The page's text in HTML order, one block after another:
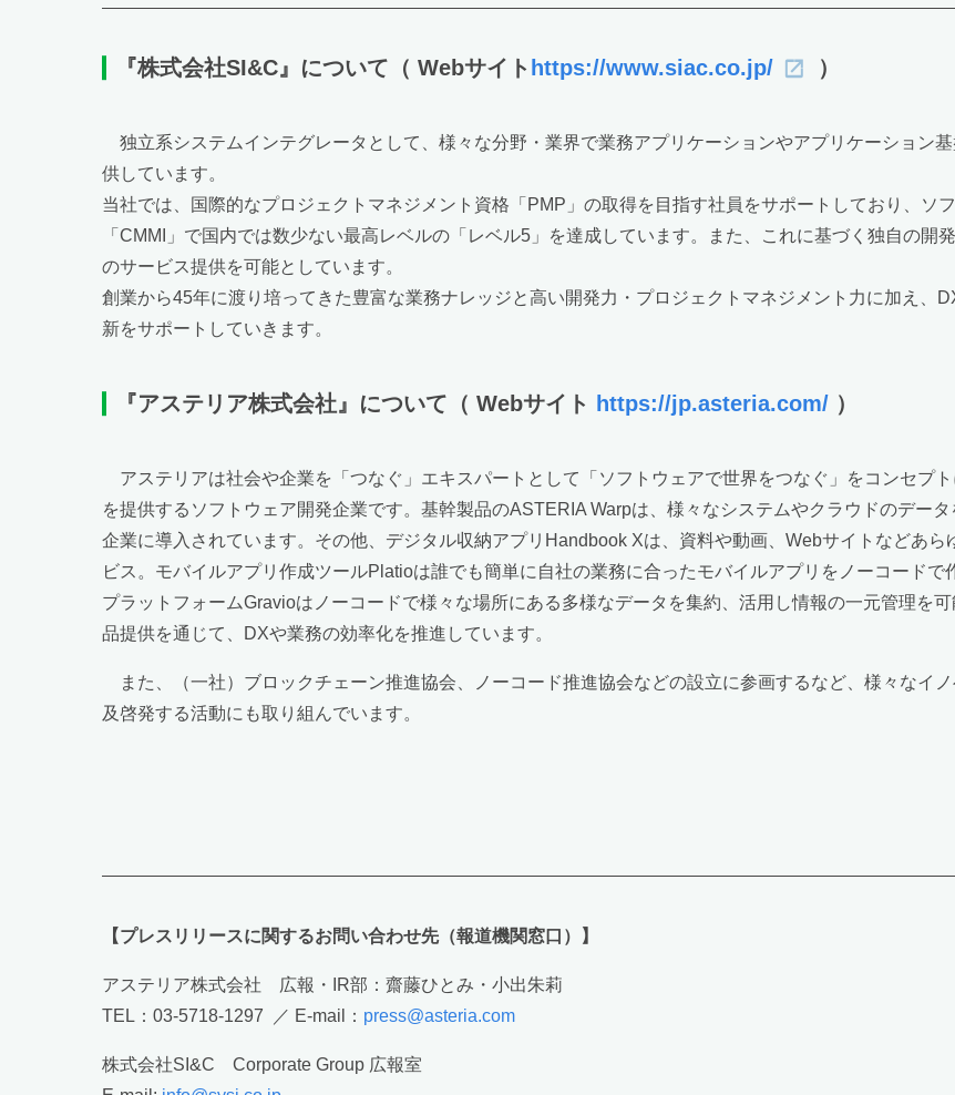
『株式会社SI&C』について （ Webサイト https://www.siac.co.jp/ ）
独立系システムインテグレータとして、様々な分野・業界で業務アプリケーションやアプリケーション
供しています。
当社では、国際的なプロジェクトマネジメント資格「PMP」の取得を目指す社員をサポートしており、ソ
「CMMI」で国内では数少ない最高レベルの「レベル5」を達成しています。また、これに基づく独自の
のサービス提供を可能としています。
創業から45年に渡り培ってきた豊富な業務ナレッジと高い開発力・プロジェクトマネジメント力に加え、
新をサポートしていきます。
『アステリア株式会社』について （ Webサイト https://jp.asteria.com/ ）
アステリアは社会や企業を「つなぐ」エキスパートとして「ソフトウェアで世界をつなぐ」をコンセプ
を提供するソフトウェア開発企業です。基幹製品のASTERIA Warpは、様々なシステムやクラウドのデー
企業に導入されています。その他、デジタル収納アプリHandbook Xは、資料や動画、Webサイトなどあ
ビス。モバイルアプリ作成ツールPlatioは誰でも簡単に自社の業務に合ったモバイルアプリをノーコード
プラットフォームGravioはノーコードで様々な場所にある多様なデータを集約、活用し情報の一元管理を
品提供を通じて、DXや業務の効率化を推進しています。
また、（一社）ブロックチェーン推進協会、ノーコード推進協会などの設立に参画するなど、様々なイ
及啓発する活動にも取り組んでいます。
【プレスリリースに関するお問い合わせ先（報道機関窓口）】
アステリア株式会社 広報・IR部：齋藤ひとみ・小出朱莉
TEL：03-5718-1297 ／ E-mail： press@asteria.com
株式会社SI&C Corporate Group 広報室